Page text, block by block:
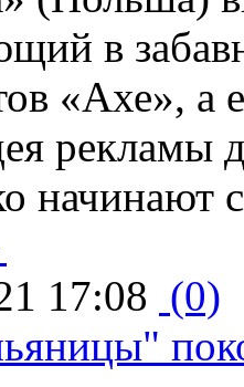
в
«Ахе», а
рекламы
начинают
17:08 (0)